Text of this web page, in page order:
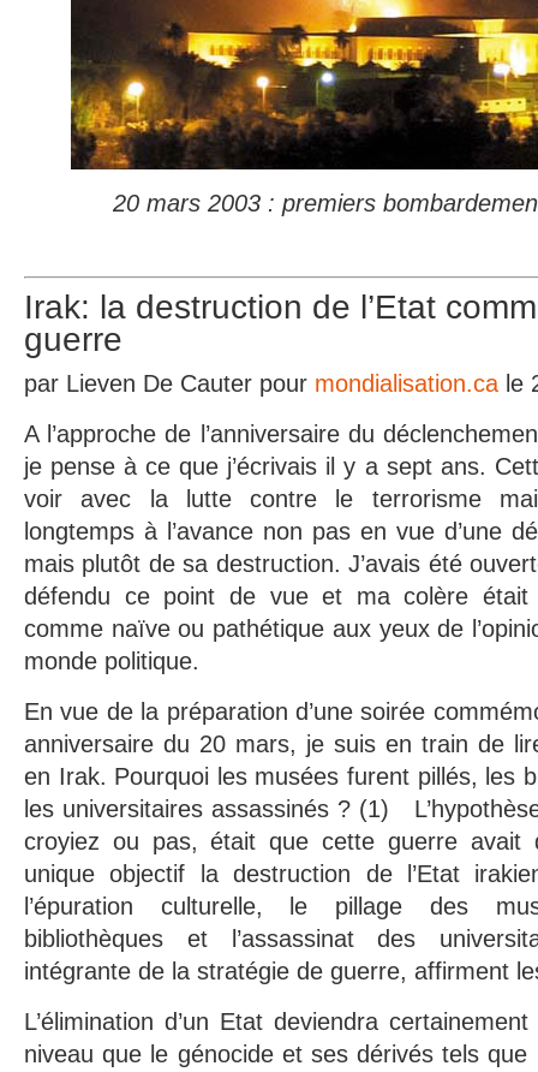
20 mars 2003 : premiers
Irak: la destruction de l’Etat
guerre
par Lieven De Cauter pour mondialisation.ca le
A l’approche de l’anniversaire du
je pense à ce que j’écrivais il y a sept ans.
voir avec la lutte contre le terrorisme
longtemps à l’avance non pas en vue d’une
mais plutôt de sa destruction. J’avais été
défendu ce point de vue et ma colère était
comme naïve ou pathétique aux yeux de
monde politique.
En vue de la préparation d’une soirée
anniversaire du 20 mars, je suis en train de
en Irak. Pourquoi les musées furent pillés, les
les universitaires assassinés ? (1)
croyiez ou pas, était que cette guerre avait
unique objectif la destruction de l’Etat
l’épuration culturelle, le pillage des
bibliothèques et l’assassinat des
intégrante de la stratégie de guerre, affirment
L’élimination d’un Etat deviendra
niveau que le génocide et ses dérivés tels que